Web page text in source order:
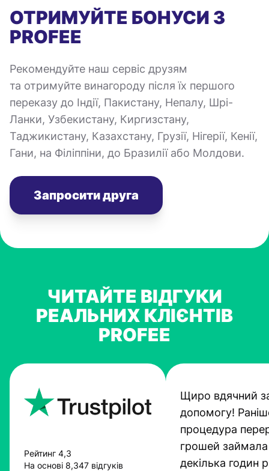
ОТРИМУЙТЕ БОНУСИ З
PROFEE
Рекомендуйте наш сервіс друзям
та отримуйте винагороду після їх першого
переказу до Індії, Пакистану, Непалу, Шрі-
Ланки, Узбекистану, Киргизстану,
Таджикистану, Казахстану, Грузії, Нігерії, Кенії,
Гани, на Філіппіни, до Бразилії або Молдови.
Запросити друга
ЧИТАЙТЕ ВІДГУКИ
РЕАЛЬНИХ КЛІЄНТІВ
PROFEE
Рейтинг 4,3
На основі 8,347 відгуків
Щиро вдячний
допомогу!
процедура
грошей займала
декілька годин